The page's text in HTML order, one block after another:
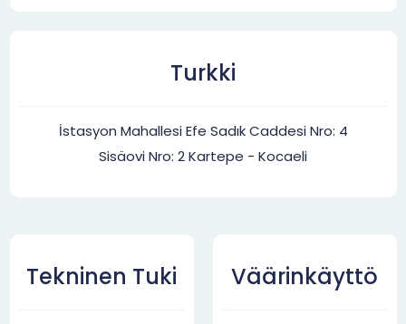
Turkki
İstasyon Mahallesi Efe Sadık Caddesi Nro: 4
Sisäovi Nro: 2 Kartepe - Kocaeli
Tekninen Tuki Väärinkäyttö